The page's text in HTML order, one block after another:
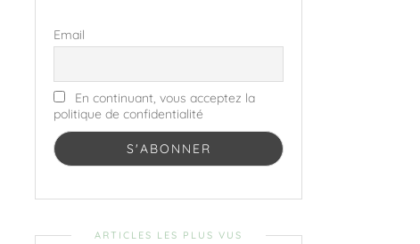
Email
En continuant, vous acceptez la
politique de confidentialité
ARTICLES LES PLUS VUS